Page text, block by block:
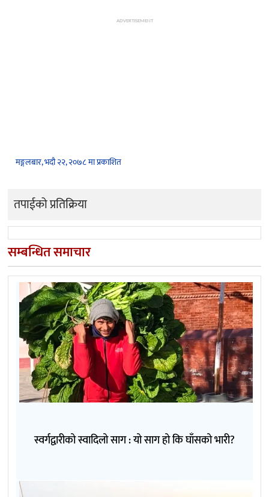
ADVERTISEMENT
मङ्गलबार, भदौ २२, २०७८ मा प्रकाशित
तपाईको प्रतिक्रिया
सम्बन्धित समाचार
स्वर्गद्वारीको स्वादिलो साग : यो साग हो कि घाँसको भारी?